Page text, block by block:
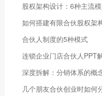
股权架构设计：6种主流
如何搭建有限合伙股权架
合伙人制度的5种模式
连锁企业门店合伙人PPT
深度拆解：分销体系的概
几个朋友合伙创业时如何